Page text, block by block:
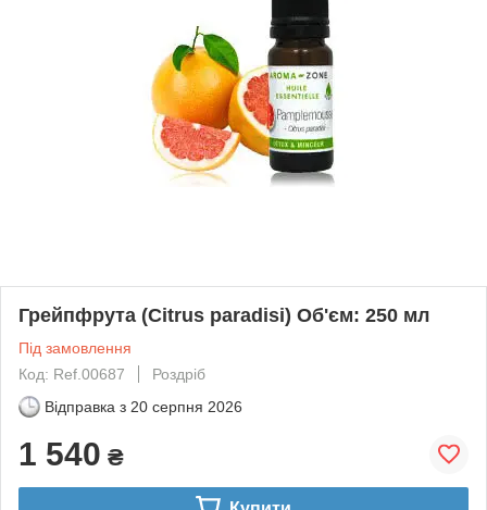
Грейпфрута (Citrus paradisi) Об'єм: 250 мл
Під замовлення
Код: Ref.00687
Роздріб
Відправка з 20 серпня 2026
1 540 ₴